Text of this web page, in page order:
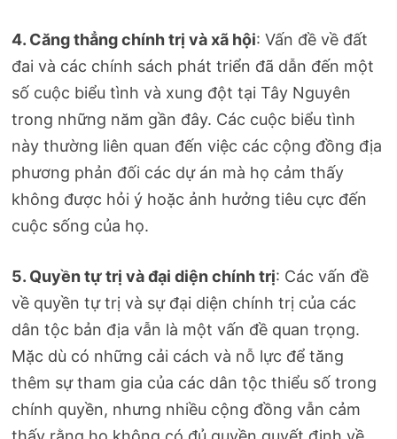
4. Căng thẳng chính trị và xã hội: Vấn đề về đất
đai và các chính sách phát triển đã dẫn đến một
số cuộc biểu tình và xung đột tại Tây Nguyên
trong những năm gần đây. Các cuộc biểu tình
này thường liên quan đến việc các cộng đồng địa
phương phản đối các dự án mà họ cảm thấy
không được hỏi ý hoặc ảnh hưởng tiêu cực đến
cuộc sống của họ.
5. Quyền tự trị và đại diện chính trị: Các vấn đề
về quyền tự trị và sự đại diện chính trị của các
dân tộc bản địa vẫn là một vấn đề quan trọng.
Mặc dù có những cải cách và nỗ lực để tăng
thêm sự tham gia của các dân tộc thiểu số trong
chính quyền, nhưng nhiều cộng đồng vẫn cảm